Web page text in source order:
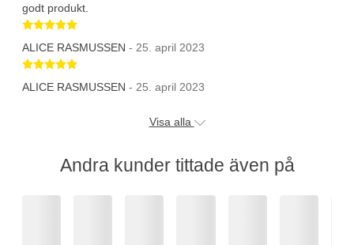
godt produkt.
Betygsatt 5 av 5 stjärnor
ALICE RASMUSSEN - 25. april 2023
Betygsatt 5 av 5 stjärnor
ALICE RASMUSSEN - 25. april 2023
Visa alla
Andra kunder tittade även på